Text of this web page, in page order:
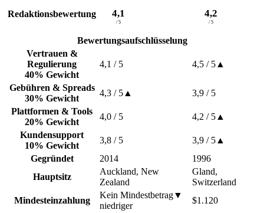
Redaktionsbewertung 4,1
/ 5
4,2
/ 5
Bewertungsaufschlüsselung
Vertrauen &
Regulierung
40% Gewicht
4,1 / 5 4,5 / 5 ▲
Gebühren & Spreads
30% Gewicht
4,3 / 5 ▲ 3,9 / 5
Plattformen & Tools
20% Gewicht
4,0 / 5 4,2 / 5 ▲
Kundensupport
10% Gewicht
3,8 / 5 3,9 / 5 ▲
Gegründet
2014
1996
Hauptsitz
Auckland, New
Zealand
Gland,
Switzerland
Mindesteinzahlung
Kein Mindestbetrag▼
niedriger
$1.120